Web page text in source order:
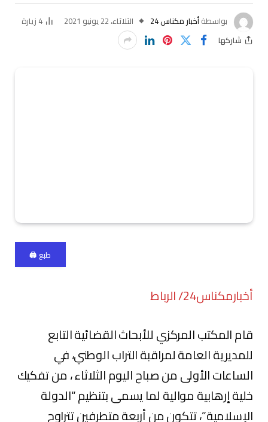
بواسطةأخبار مكناس 24 الثلاثاء، 22 يونيو 2021 4 زيارة
شاركها
طبع 🖨
أخبارمكناس24/ الرباط
قام المكتب المركزي للأبحاث القضائية التابع
للمديرية العامة لمراقبة التراب الوطني، في
الساعات الأولى من صباح اليوم الثلاثاء ، من تفكيك
خلية إرهابية موالية لما يسمى بتنظيم “الدولة
الإسلامية”، تتكون من أربعة متطرفين تتراوح